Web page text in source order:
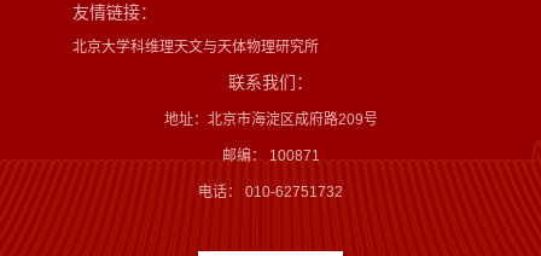
友情链接：
北京大学科维理天文与天体物理研究所
联系我们：
地址：北京市海淀区成府路209号
邮编： 100871
电话： 010-62751732